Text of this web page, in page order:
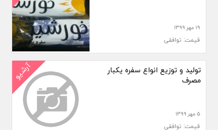
۱۹ مهر ۱۳۹۹
قیمت: توافقی
آرشیو
تولید و توزیع انواع سفره یکبار
مصرف
۵ مهر ۱۳۹۹
قیمت: توافقی